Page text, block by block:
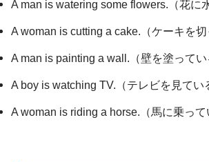
A man is watering some flowers.（花に
A woman is cutting a cake.（ケーキを切
A man is painting a wall.（壁を塗ってい
A boy is watching TV.（テレビを見てい
A woman is riding a horse.（馬に乗って